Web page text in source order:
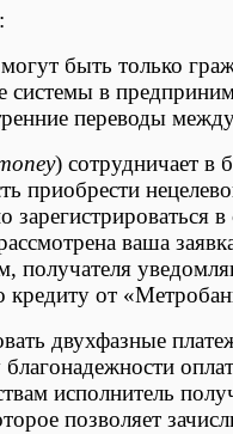
быть только
системы в
переводы
) сотрудничает в
приобрести
ваша
получателя
от
двухфазные
исполнитель
позволяет